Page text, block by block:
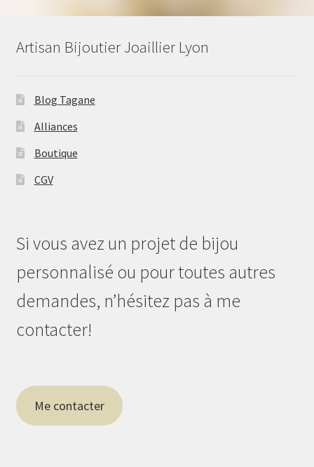
Artisan Bijoutier Joaillier Lyon
Blog Tagane
Alliances
Boutique
CGV
Si vous avez un projet de bijou
personnalisé ou pour toutes autres
demandes, n’hésitez pas à me
contacter!
Me contacter